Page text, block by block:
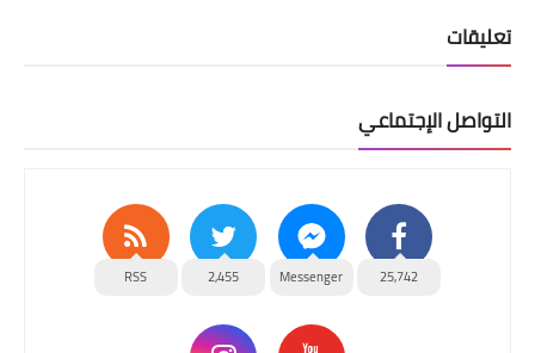
تعليقات
التواصل الإجتماعي
25,742
Messenger
2,455
RSS